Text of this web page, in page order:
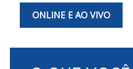
ONLINE E AO VIVO